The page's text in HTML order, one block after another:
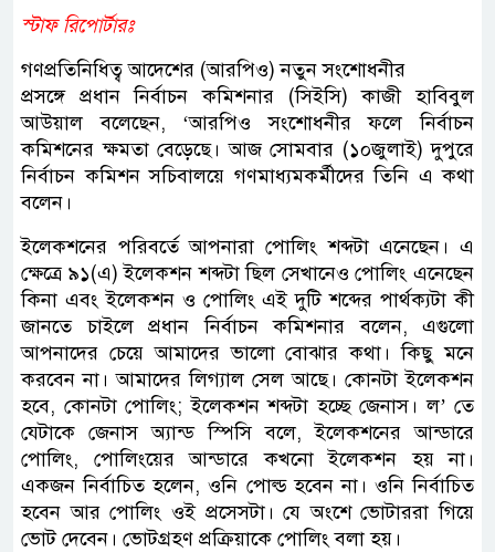
স্টাফ রিপোর্টারঃ
গণপ্রতিনিধিত্ব আদেশের (আরপিও) নতুন সংশোধনীর
প্রসঙ্গে প্রধান নির্বাচন কমিশনার (সিইসি) কাজী হাবিবুল
আউয়াল বলেছেন, ‘আরপিও সংশোধনীর ফলে নির্বাচন
কমিশনের ক্ষমতা বেড়েছে। আজ সোমবার (১০জুলাই) দুপুরে
নির্বাচন কমিশন সচিবালয়ে গণমাধ্যমকর্মীদের তিনি এ কথা
বলেন।
ইলেকশনের পরিবর্তে আপনারা পোলিং শব্দটা এনেছেন। এ
ক্ষেত্রে ৯১(এ) ইলেকশন শব্দটা ছিল সেখানেও পোলিং এনেছেন
কিনা এবং ইলেকশন ও পোলিং এই দুটি শব্দের পার্থক্যটা কী
জানতে চাইলে প্রধান নির্বাচন কমিশনার বলেন, এগুলো
আপনাদের চেয়ে আমাদের ভালো বোঝার কথা। কিছু মনে
করবেন না। আমাদের লিগ্যাল সেল আছে। কোনটা ইলেকশন
হবে, কোনটা পোলিং; ইলেকশন শব্দটা হচ্ছে জেনাস। ল’ তে
যেটাকে জেনাস অ্যান্ড স্পিসি বলে, ইলেকশনের আন্ডারে
পোলিং, পোলিংয়ের আন্ডারে কখনো ইলেকশন হয় না।
একজন নির্বাচিত হলেন, ওনি পোল্ড হবেন না। ওনি নির্বাচিত
হবেন আর পোলিং ওই প্রসেসটা। যে অংশে ভোটাররা গিয়ে
ভোট দেবেন। ভোটগ্রহণ প্রক্রিয়াকে পোলিং বলা হয়।